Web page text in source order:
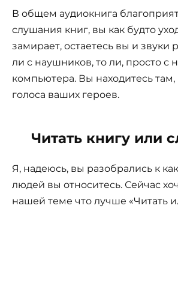
В общем аудиокнига
слушания книг, вы как будто
замирает, остаетесь вы и звуки
ли с наушников, то ли, просто с
компьютера. Вы находитесь там,
голоса ваших героев.
Читать книгу или
Я, надеюсь, вы разобрались к
людей вы относитесь. Сейчас
нашей теме что лучше «Читать